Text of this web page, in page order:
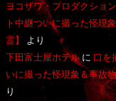
ヨコザワ・プロダクション
ト中継ついに撮った怪現
霊】
より
下田富士屋ホテルに 口を
いに撮った怪現象＆事故
り